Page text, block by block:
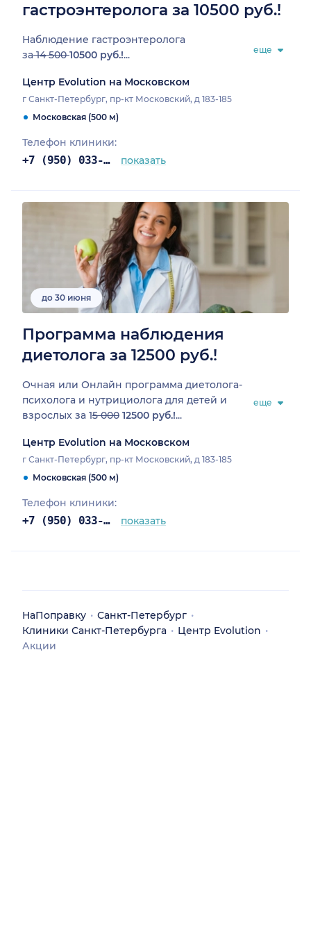
гастроэнтеролога за 10500 руб.!
Наблюдение гастроэнтеролога
за14 50010500 руб.!... еще
Центр Evolution на Московском
г Санкт-Петербург, пр-кт Московский, д 183-185
Московская (500 м)
Телефон клиники:
+7 (950) 033-40-03 показать
до 30 июня
Программа наблюдения
диетолога за 12500 руб.!
Очная или Онлайн программа диетолога-
психолога и нутрициолога для детей и
взрослых за 15 000 12500 руб.!...
еще
Центр Evolution на Московском
г Санкт-Петербург, пр-кт Московский, д 183-185
Московская (500 м)
Телефон клиники:
+7 (950) 033-40-03 показать
НаПоправку
Санкт-Петербург
Клиники Санкт-Петербурга
Центр Evolution
Акции